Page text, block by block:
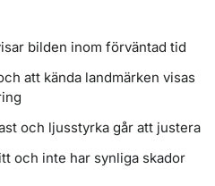
bilden inom förväntad tid
att kända landmärken visas
och ljusstyrka går att justera
och inte har synliga skador